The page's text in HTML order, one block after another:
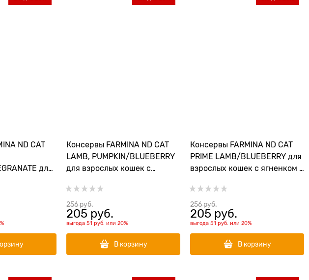
ND CAT
для
Консервы FARMINA ND CAT
LAMB, PUMPKIN/BLUEBERRY
для взрослых кошек с
256 руб.
205 руб.
выгода 51 руб. или 20%
В корзину
Консервы FARMINA ND CAT
PRIME LAMB/BLUEBERRY для
взрослых кошек с ягненком и
256 руб.
205 руб.
выгода 51 руб. или 20%
В корзину